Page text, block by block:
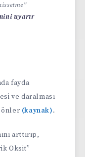
uyarır
fayda
ve daralması
önler (kaynak).
arttırıp,
Oksit”